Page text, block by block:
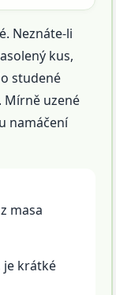
Neznáte-li
kus,
studené
Mírně uzené
namáčení
masa
je krátké